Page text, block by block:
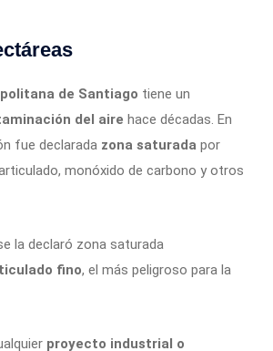
de Santiago tiene un
del aire hace décadas. En
fue declarada zona saturada por
monóxido de carbono y otros
la declaró zona saturada
fino, el más peligroso para la
proyecto industrial o